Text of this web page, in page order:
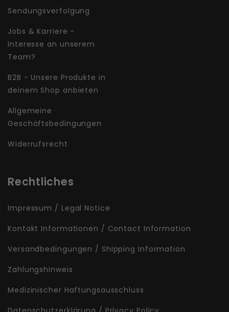
Sendungsverfolgung
Jobs & Karriere -
Interesse an unserem
Team?
B2B - Unsere Produkte in
deinem Shop anbieten
Allgemeine
Geschäftsbedingungen
Widerrufsrecht
Rechtliches
Impressum / Legal Notice
Kontakt Informationen / Contact Information
Versandbedingungen / Shipping Information
Zahlungshinweis
Medizinischer Haftungsausschluss